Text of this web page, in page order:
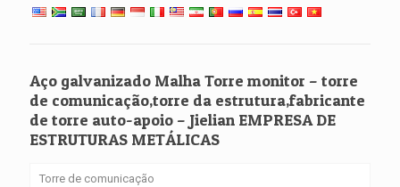
Aço galvanizado Malha Torre monitor – torre
de comunicação,torre da estrutura,fabricante
de torre auto-apoio – Jielian EMPRESA DE
ESTRUTURAS METÁLICAS
Torre de comunicação